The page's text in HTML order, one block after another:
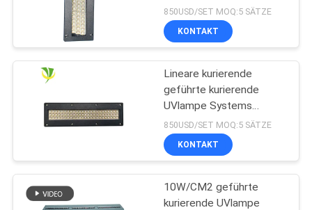
Wasserkühlung LED
kurierendes UVsystem
für Offsetdruckmaschine
850USD/SET MOQ:5 SÄTZE
KONTAKT
Lineare kurierende
geführte kurierende
UVlampe Systems
365nm 395nm 405nm
Shenzhens 1200w
850USD/SET MOQ:5 SÄTZE
KONTAKT
10W/CM2 geführte
kurierende UVlampe